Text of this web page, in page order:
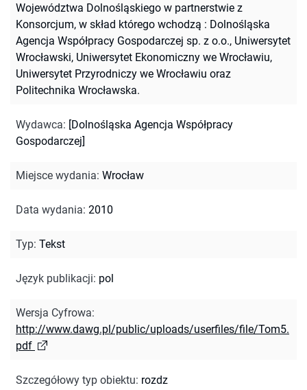
Województwa Dolnośląskiego w partnerstwie z
Konsorcjum, w skład którego wchodzą : Dolnośląska
Agencja Współpracy Gospodarczej sp. z o.o., Uniwersytet
Wrocławski, Uniwersytet Ekonomiczny we Wrocławiu,
Uniwersytet Przyrodniczy we Wrocławiu oraz
Politechnika Wrocławska.
Wydawca: [Dolnośląska Agencja Współpracy
Gospodarczej]
Miejsce wydania: Wrocław
Data wydania: 2010
Typ: Tekst
Język publikacji: pol
Wersja Cyfrowa:
http://www.dawg.pl/public/uploads/userfiles/file/Tom5.
pdf
Szczegółowy typ obiektu: rozdz